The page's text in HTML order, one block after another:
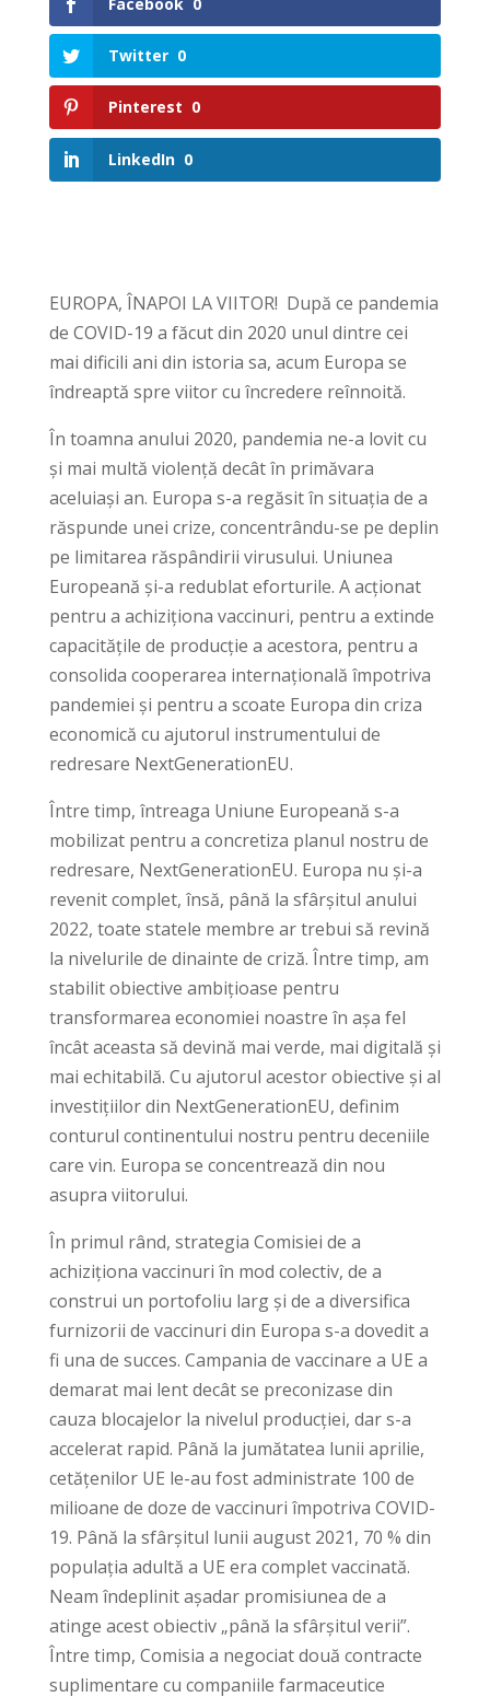
Twitter 0
Pinterest 0
LinkedIn 0
EUROPA, ÎNAPOI LA VIITOR! După ce pandemia
de COVID-19 a făcut din 2020 unul dintre cei
mai dificili ani din istoria sa, acum Europa se
îndreaptă spre viitor cu încredere reînnoită.
În toamna anului 2020, pandemia ne-a lovit cu
și mai multă violență decât în primăvara
aceluiași an. Europa s-a regăsit în situația de a
răspunde unei crize, concentrându-se pe deplin
pe limitarea răspândirii virusului. Uniunea
Europeană și-a redublat eforturile. A acționat
pentru a achiziționa vaccinuri, pentru a extinde
capacitățile de producție a acestora, pentru a
consolida cooperarea internațională împotriva
pandemiei și pentru a scoate Europa din criza
economică cu ajutorul instrumentului de
redresare NextGenerationEU.
Între timp, întreaga Uniune Europeană s-a
mobilizat pentru a concretiza planul nostru de
redresare, NextGenerationEU. Europa nu și-a
revenit complet, însă, până la sfârșitul anului
2022, toate statele membre ar trebui să revină
la nivelurile de dinainte de criză. Între timp, am
stabilit obiective ambițioase pentru
transformarea economiei noastre în așa fel
încât aceasta să devină mai verde, mai digitală și
mai echitabilă. Cu ajutorul acestor obiective și al
investițiilor din NextGenerationEU, definim
conturul continentului nostru pentru deceniile
care vin. Europa se concentrează din nou
asupra viitorului.
În primul rând, strategia Comisiei de a
achiziționa vaccinuri în mod colectiv, de a
construi un portofoliu larg și de a diversifica
furnizorii de vaccinuri din Europa s-a dovedit a
fi una de succes. Campania de vaccinare a UE a
demarat mai lent decât se preconizase din
cauza blocajelor la nivelul producției, dar s-a
accelerat rapid. Până la jumătatea lunii aprilie,
cetățenilor UE le-au fost administrate 100 de
milioane de doze de vaccinuri împotriva COVID-
19. Până la sfârșitul lunii august 2021, 70 % din
populația adultă a UE era complet vaccinată.
Neam îndeplinit așadar promisiunea de a
atinge acest obiectiv „până la sfârșitul verii”.
Între timp, Comisia a negociat două contracte
suplimentare cu companiile farmaceutice